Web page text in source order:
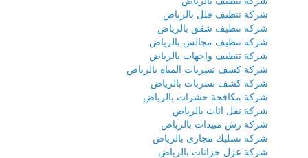
شركة تنظيف فلل بالرياض
شركة تنظيف شقق بالرياض
شركة تنظيف مجالس بالرياض
شركة تنظيف واجهات بالرياض
شركة كشف تسربات المياه بالرياض
شركة كشف تسربات بالرياض
شركة مكافحة حشرات بالرياض
شركة نقل اثاث بالرياض
شركة رش مبيدات بالرياض
شركة تسليك مجارى بالرياض
شركة عزل خزانات بالرياض